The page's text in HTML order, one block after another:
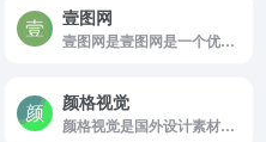
壹图网
壹图网是壹图网是一个优质的摄影图片、设计素材、创意图片、矢量图片等商业正版图片库。
颜格视觉
颜格视觉是国外设计素材分享平台